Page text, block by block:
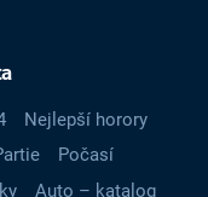
Nejlepší horory
Počasí
Auto – katalog